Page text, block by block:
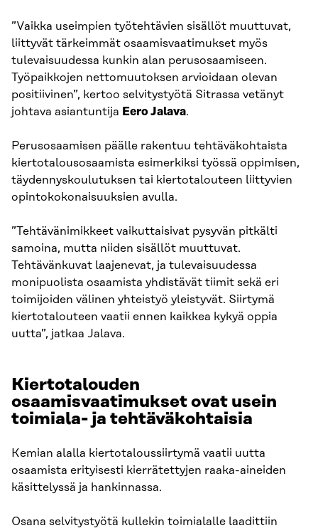
”Vaikka useimpien työtehtävien sisällöt muuttuvat,
liittyvät tärkeimmät osaamisvaatimukset myös
tulevaisuudessa kunkin alan perusosaamiseen.
Työpaikkojen nettomuutoksen arvioidaan olevan
positiivinen”, kertoo selvitystyötä Sitrassa vetänyt
johtava asiantuntija Eero Jalava.
Perusosaamisen päälle rakentuu tehtäväkohtaista
kiertotalousosaamista esimerkiksi työssä oppimisen,
täydennyskoulutuksen tai kiertotalouteen liittyvien
opintokokonaisuuksien avulla.
”Tehtävänimikkeet vaikuttaisivat pysyvän pitkälti
samoina, mutta niiden sisällöt muuttuvat.
Tehtävänkuvat laajenevat, ja tulevaisuudessa
monipuolista osaamista yhdistävät tiimit sekä eri
toimijoiden välinen yhteistyö yleistyvät. Siirtymä
kiertotalouteen vaatii ennen kaikkea kykyä oppia
uutta”, jatkaa Jalava.
Kiertotalouden
osaamisvaatimukset ovat usein
toimiala- ja tehtäväkohtaisia
Kemian alalla kiertotaloussiirtymä vaatii uutta
osaamista erityisesti kierrätettyjen raaka-aineiden
käsittelyssä ja hankinnassa.
Osana selvitystyötä kullekin toimialalle laadittiin